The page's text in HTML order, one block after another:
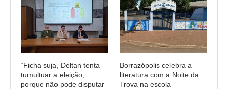
“Ficha suja, Deltan tenta
tumultuar a eleição,
porque não pode disputar
Borrazópolis celebra a
literatura com a Noite da
Trova na escola